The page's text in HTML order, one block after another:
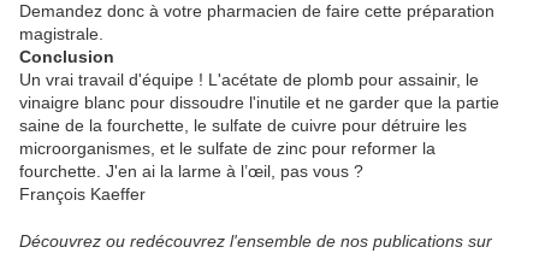
Demandez donc à votre pharmacien de faire cette préparation
magistrale.
Conclusion
Un vrai travail d'équipe ! L'acétate de plomb pour assainir, le
vinaigre blanc pour dissoudre l'inutile et ne garder que la partie
saine de la fourchette, le sulfate de cuivre pour détruire les
microorganismes, et le sulfate de zinc pour reformer la
fourchette. J'en ai la larme à l’œil, pas vous ?
François Kaeffer
Découvrez ou redécouvrez l'ensemble de nos publications sur